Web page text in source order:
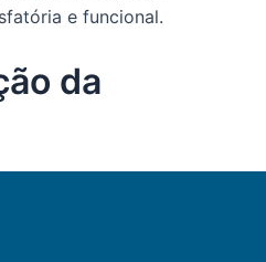
e funcional.
da